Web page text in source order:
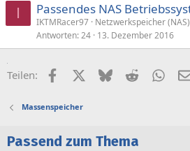
I Passendes NAS
IKTMRacer97 Netzwerkspeicher (NAS)
Antworten 24 13. Dezember 2016
Teilen: FacebookX (Twitter)
BlueskyReddit
Massenspeicher
Passend zum Thema